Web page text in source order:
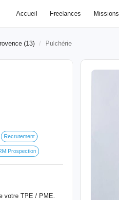
Accueil Freelances Missions
(13) Pulchérie
Recrutement
Prospection
votre TPE / PME.